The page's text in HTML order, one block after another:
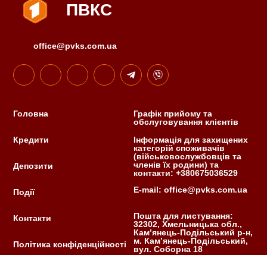
ПВКС
office@pvks.com.ua
Головна
Кредити
Депозити
Події
Контакти
Політика конфіденційності
Графік прийому та
обслуговування клієнтів
Інформація для захищених
категорій споживачів
(військовослужбовців та
членів їх родини) та
контакти: +380675036529
E-mail: office@pvks.com.ua
Пошта для листування:
32302, Хмельницька обл.,
Кам’янець-Подільський р-н,
м. Кам’янець-Подільський,
вул. Соборна 18